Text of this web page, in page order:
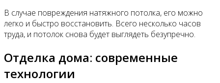
В случае повреждения натяжного потолка, его можно
легко и быстро восстановить. Всего несколько часов
труда, и потолок снова будет выглядеть безупречно.
Отделка дома: современные
технологии